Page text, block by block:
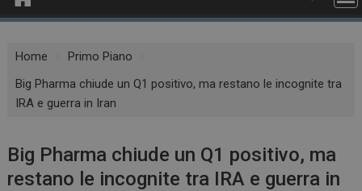
Home
Primo Piano
Big Pharma chiude un Q1 positivo, ma restano le incognite tra
IRA e guerra in Iran
Big Pharma chiude un Q1 positivo, ma
restano le incognite tra IRA e guerra in